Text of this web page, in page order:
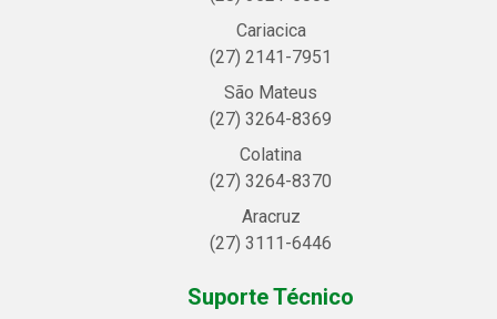
Cariacica
(27) 2141-7951
São Mateus
(27) 3264-8369
Colatina
(27) 3264-8370
Aracruz
(27) 3111-6446
Suporte Técnico